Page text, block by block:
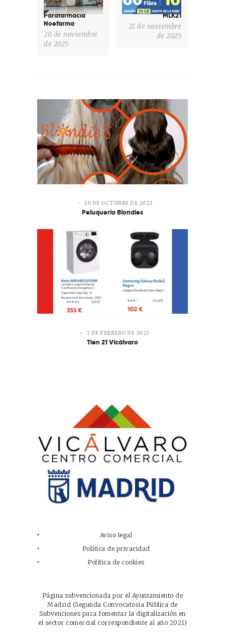
Parafarmacia
Noefarma
20 de noviembre
de 2025
MLK21
21 de noviembre
de 2025
20 DE OCTUBRE DE 2022
Peluquería Blondíes
7 DE FEBRERO DE 2023
Tien 21 Vicálvaro
Aviso legal
Política de privacidad
Política de cookies
Página subvencionada por el Ayuntamiento de
Madrid (Segunda Convocatoria Pública de
Subvenciones para fomentar la digitalización en
el sector comercial correspondiente al año 2021)